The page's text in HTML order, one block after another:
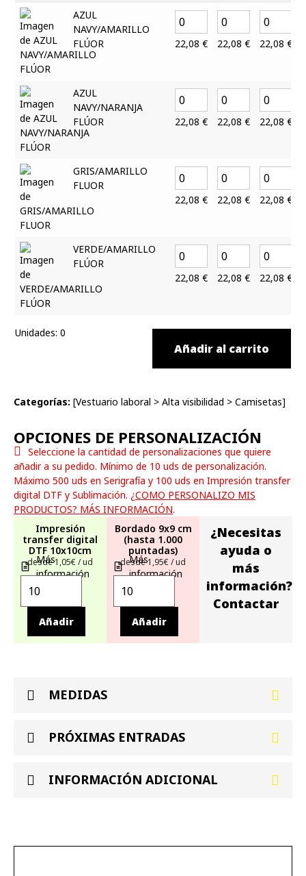
AZUL
NAVY/AMARILLO
FLÚOR
22,08 € 22,08 € 22,08 €
AZUL
NAVY/NARANJA
FLÚOR
22,08 € 22,08 € 22,08 €
GRIS/AMARILLO
FLUOR
22,08 € 22,08 € 22,08 €
VERDE/AMARILLO
FLÚOR
22,08 € 22,08 € 22,08 €
Unidades: 0
Añadir al carrito
Categorías: [Vestuario laboral > Alta visibilidad > Camisetas]
OPCIONES DE PERSONALIZACIÓN
Seleccione la cantidad de personalizaciones que quiere
añadir a su pedido. Mínimo de 10 uds de personalización.
Máximo 500 uds en Serigrafía y 100 uds en Impresión transfer
digital DTF y Sublimación. ¿COMO PERSONALIZO MIS
PRODUCTOS? MÁS INFORMACIÓN.
Impresión
transfer digital
DTF 10x10cm
desde 1,05€ / ud
Más
información
Añadir
Bordado 9x9 cm
(hasta 1.000
puntadas)
desde 1,95€ / ud
Más
información
Añadir
¿Necesitas
ayuda o
más
información?
Contactar
MEDIDAS
PRÓXIMAS ENTRADAS
INFORMACIÓN ADICIONAL